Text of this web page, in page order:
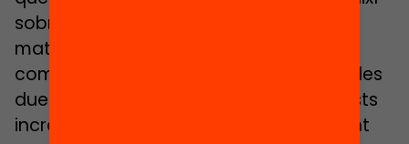
sobre la marxa. El que et demano és el
mateix que demanava les teves
companyes és a dir, quines serien com les
dues o tres necessitats que amb aquests
increments voldries tenir com clarament